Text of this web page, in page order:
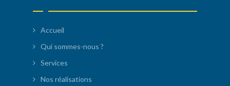
Accueil
Qui sommes-nous ?
Services
Nos réalisations